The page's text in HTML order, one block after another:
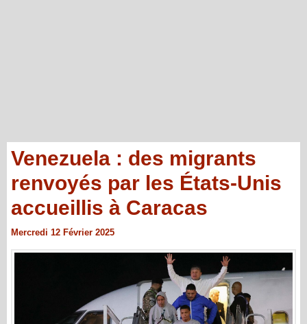
Venezuela : des migrants
renvoyés par les États-Unis
accueillis à Caracas
Mercredi 12 Février 2025